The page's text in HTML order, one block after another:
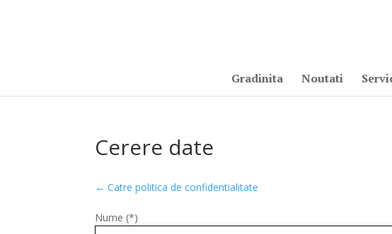
Gradinita Noutati
Cerere date
← Catre politica de confidentialitate
Nume (*)